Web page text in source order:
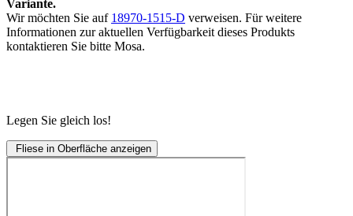
Variante.
Wir möchten Sie auf 18970-1515-D verweisen. Für weitere
Informationen zur aktuellen Verfügbarkeit dieses Produkts
kontaktieren Sie bitte Mosa.
Legen Sie gleich los!
Fliese in Oberfläche anzeigen